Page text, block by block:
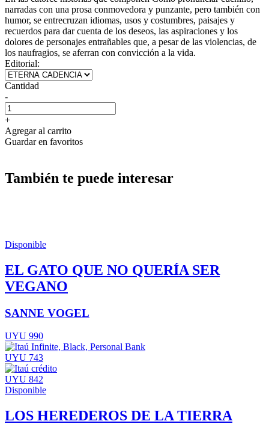
narradas con una prosa conmovedora y punzante, pero también con
humor, se entrecruzan idiomas, usos y costumbres, paisajes y
recuerdos para dar cuenta de los deseos, las aspiraciones y los
dolores de personajes entrañables que, a pesar de las violencias, de
los naufragios, se aferran con convicción a la vida.
Editorial:
Cantidad
-
+
Agregar al carrito
Guardar en favoritos
También te puede interesar
Disponible
EL GATO QUE NO QUERÍA SER
VEGANO
SANNE VOGEL
UYU 990
UYU 743
UYU 842
Disponible
LOS HEREDEROS DE LA TIERRA